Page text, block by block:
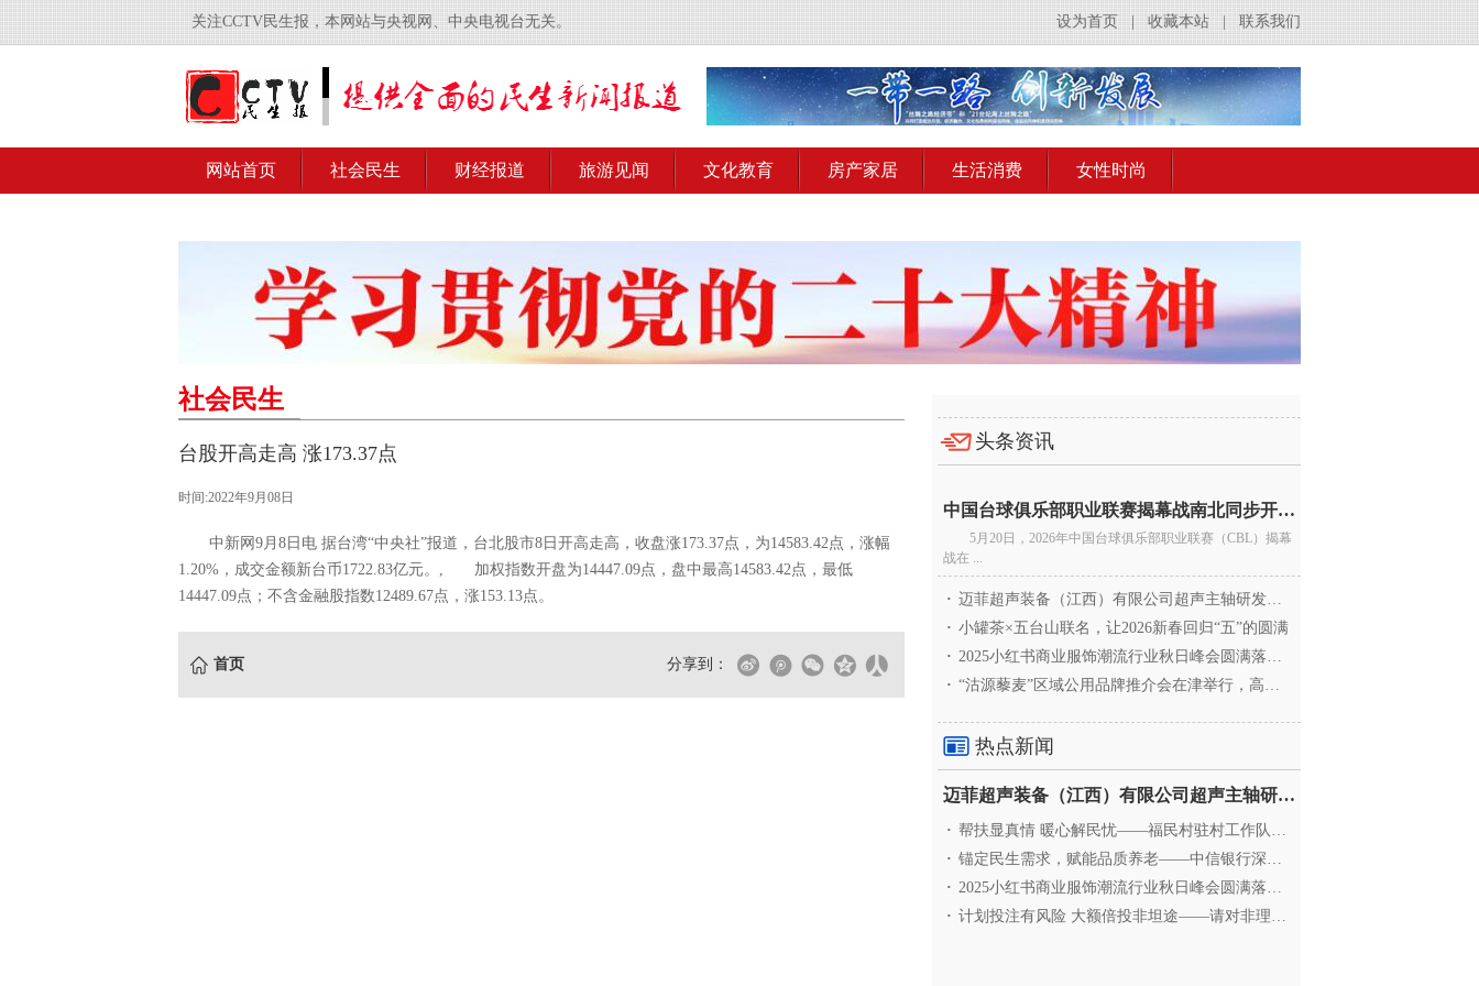
关注CCTV民生报，本网站与央视网、中央电视台无关。 联系我们
收藏本站
设为首页
网站首页 社会民生 财经报道 旅游见闻 文化教育 房产家居 生活消费 女性时尚
社会民生
台股开高走高 涨173.37点
时间:2022年9月08日
中新网9月8日电 据台湾“中央社”报道，台北股市8日开高走高，收盘涨173.37点，为14583.42点，涨幅
1.20%，成交金额新台币1722.83亿元。, 加权指数开盘为14447.09点，盘中最高14583.42点，最低
14447.09点；不含金融股指数12489.67点，涨153.13点。
首页 分享到：
头条资讯
中国台球俱乐部职业联赛揭幕战南北同步开杆 首届CBL
5月20日，2026年中国台球俱乐部职业联赛（CBL）揭幕
战在 ...
· 迈菲超声装备（江西）有限公司超声主轴研发和生产项
· 小罐茶×五台山联名，让2026新春回归“五”的圆满
· 2025小红书商业服饰潮流行业秋日峰会圆满落幕，携手
· “沽源藜麦”区域公用品牌推介会在津举行，高蛋白产业
热点新闻
迈菲超声装备（江西）有限公司超声主轴研发和生产项
· 帮扶显真情 暖心解民忧——福民村驻村工作队与村委心系
· 锚定民生需求，赋能品质养老——中信银行深圳分行养老
· 2025小红书商业服饰潮流行业秋日峰会圆满落幕，携手
· 计划投注有风险 大额倍投非坦途——请对非理性购彩说“